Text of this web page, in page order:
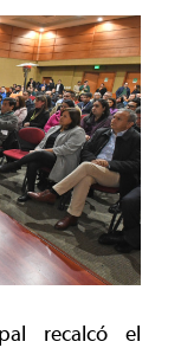
recalcó el